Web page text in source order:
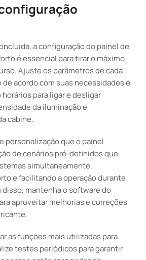
a configuração do painel de
é essencial para tirar o máximo
Ajuste os parâmetros de cada
acordo com suas necessidades e
para ligar e desligar
da iluminação e
cabine.
personalização que o painel
de cenários pré-definidos que
simultaneamente,
e facilitando a operação durante
disso, mantenha o software do
aproveitar melhorias e correções
as funções mais utilizadas para
testes periódicos para garantir